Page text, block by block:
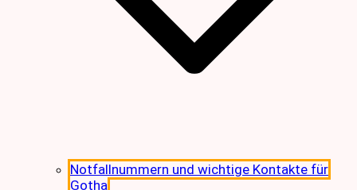
Notfallnummern und wichtige Kontakte für
Gotha